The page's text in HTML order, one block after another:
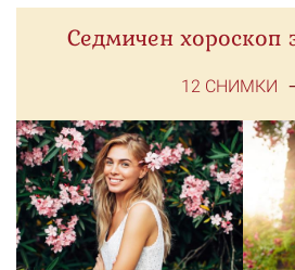
Седмичен хороскоп
12 СНИМКИ